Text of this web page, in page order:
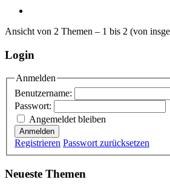
Ansicht von 2 Themen – 1 bis 2 (von
Login
Anmelden
Benutzername:
Passwort:
Angemeldet bleiben
Anmelden
Registrieren Passwort zurücksetzen
Neueste Themen